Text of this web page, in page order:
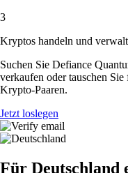
3
Kryptos handeln und
Suchen Sie Defiance
verkaufen oder tauschen
Krypto-Paaren.
Jetzt loslegen
Für Deutschland